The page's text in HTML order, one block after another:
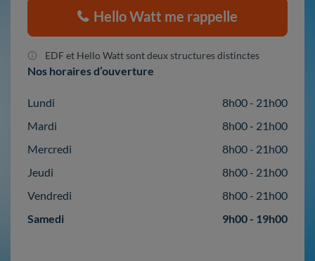
Hello Watt me rappelle
EDF et Hello Watt sont deux structures distinctes
Nos horaires d’ouverture
Lundi
8h00 - 21h00
Mardi
8h00 - 21h00
Mercredi
8h00 - 21h00
Jeudi
8h00 - 21h00
Vendredi
8h00 - 21h00
Samedi
9h00 - 19h00